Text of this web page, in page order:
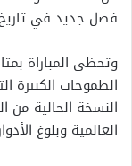
فصل جديد في تاريخ
وتحظى المباراة
الطموحات الكبيرة
النسخة الحالية من
العالمية وبلوغ